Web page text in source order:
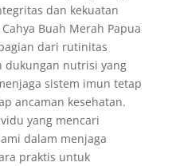
dan kekuatan
Buah Merah Papua
dari rutinitas
dukungan nutrisi yang
sistem imun tetap
ancaman kesehatan.
yang mencari
dalam menjaga
praktis untuk